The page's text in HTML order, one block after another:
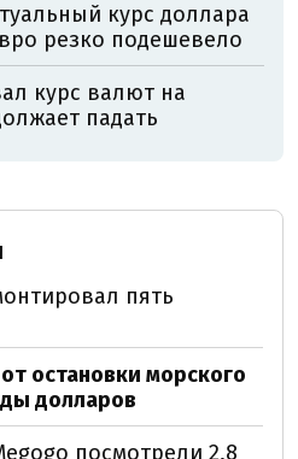
курс доллара
резко подешевело
курс валют на
падать
пять
остановки морского
долларов
посмотрели 2,8